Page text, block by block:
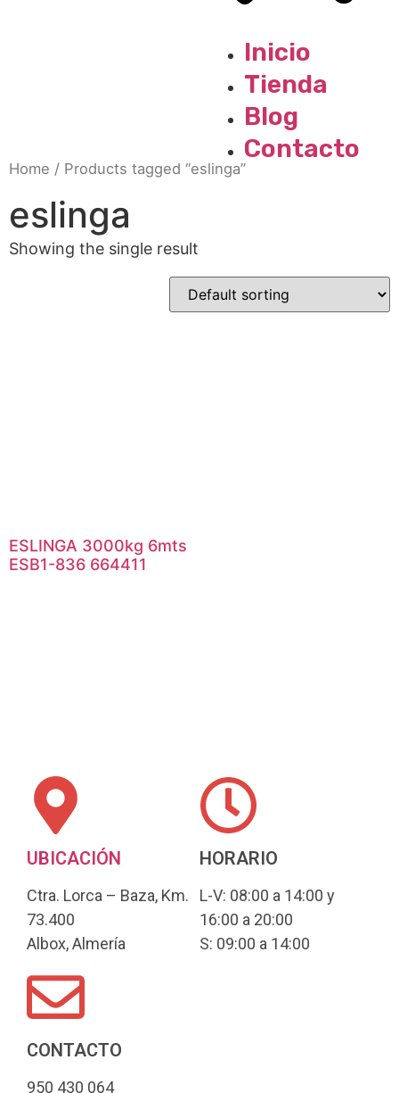
Inicio
Tienda
Blog
Contacto
Home / Products tagged “eslinga”
eslinga
Showing the single result
ESLINGA 3000kg 6mts
ESB1-836 664411
UBICACIÓN
Ctra. Lorca – Baza, Km.
73.400
Albox, Almería
HORARIO
L-V: 08:00 a 14:00 y
16:00 a 20:00
S: 09:00 a 14:00
CONTACTO
950 430 064